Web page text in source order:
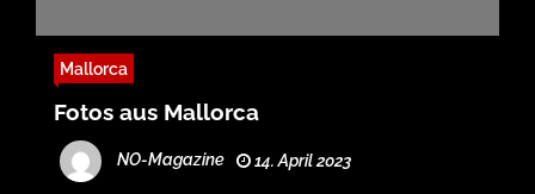
Mallorca
Fotos aus Mallorca
NO-Magazine 14. April 2023